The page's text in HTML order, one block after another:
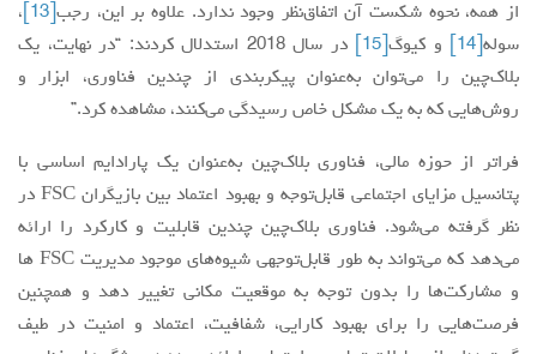
از همه، نحوه شکست آن اتفاق‌نظر وجود ندارد. علاوه بر این، رجب
،
سوله
و کیوگ
در سال 2018 استدلال کردند: “در نهایت، یک
بلاک‌چین را می‌توان به‌عنوان پیکربندی از چندین فناوری، ابزار و
روش‌هایی که به یک مشکل خاص رسیدگی می‌کنند، مشاهده کرد.”
فراتر از حوزه مالی، فناوری بلاک‌چین به‌عنوان یک پارادایم اساسی با
پتانسیل مزایای اجتماعی قابل‌توجه و بهبود اعتماد بین بازیگران FSC در
نظر گرفته می‌شود. فناوری بلاک‌چین چندین قابلیت و کارکرد را ارائه
می‌دهد که می‌تواند به طور قابل‌توجهی شیوه‌های موجود مدیریت FSC ‌ها
و مشارکت‌ها را بدون توجه به موقعیت مکانی تغییر دهد و همچنین
فرصت‌هایی را برای بهبود کارایی، شفافیت، اعتماد و امنیت در طیف